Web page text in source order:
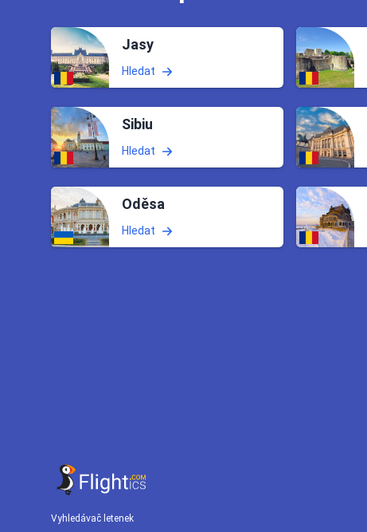
Jasy
Hledat
Sibiu
Hledat
Oděsa
Hledat
Vyhledávač letenek